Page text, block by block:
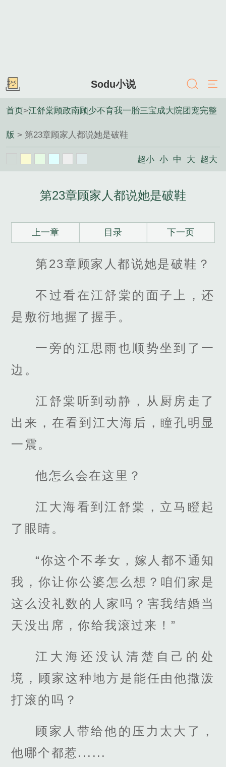
Sodu小说
首页>江舒棠顾政南顾少不育我一胎三宝成大院团宠完整
版 > 第23章顾家人都说她是破鞋
超小 小 中 大 超大
第23章顾家人都说她是破鞋
上一章 目录 下一页
第23章顾家人都说她是破鞋？
不过看在江舒棠的面子上，还
是敷衍地握了握手。
一旁的江思雨也顺势坐到了一
边。
江舒棠听到动静，从厨房走了
出来，在看到江大海后，瞳孔明显
一震。
他怎么会在这里？
江大海看到江舒棠，立马瞪起
了眼睛。
“你这个不孝女，嫁人都不通知
我，你让你公婆怎么想？咱们家是
这么没礼数的人家吗？害我结婚当
天没出席，你给我滚过来！”
江大海还没认清楚自己的处
境，顾家这种地方是能任由他撒泼
打滚的吗？
顾家人带给他的压力太大了，
他哪个都惹......